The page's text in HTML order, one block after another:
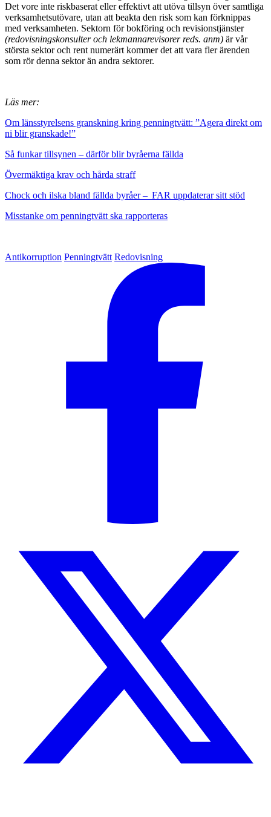
Det vore inte riskbaserat eller effektivt att utöva tillsyn över samtliga
verksamhetsutövare, utan att beakta den risk som kan förknippas
med verksamheten. Sektorn för bokföring och revisionstjänster
(redovisningskonsulter och lekmannarevisorer reds. anm) är vår
största sektor och rent numerärt kommer det att vara fler ärenden
som rör denna sektor än andra sektorer.
Läs mer:
Om länsstyrelsens granskning kring penningtvätt: ”Agera direkt om
ni blir granskade!”
Så funkar tillsynen – därför blir byråerna fällda
Övermäktiga krav och hårda straff
Chock och ilska bland fällda byråer – FAR uppdaterar sitt stöd
Misstanke om penningtvätt ska rapporteras
Antikorruption Penningtvätt Redovisning